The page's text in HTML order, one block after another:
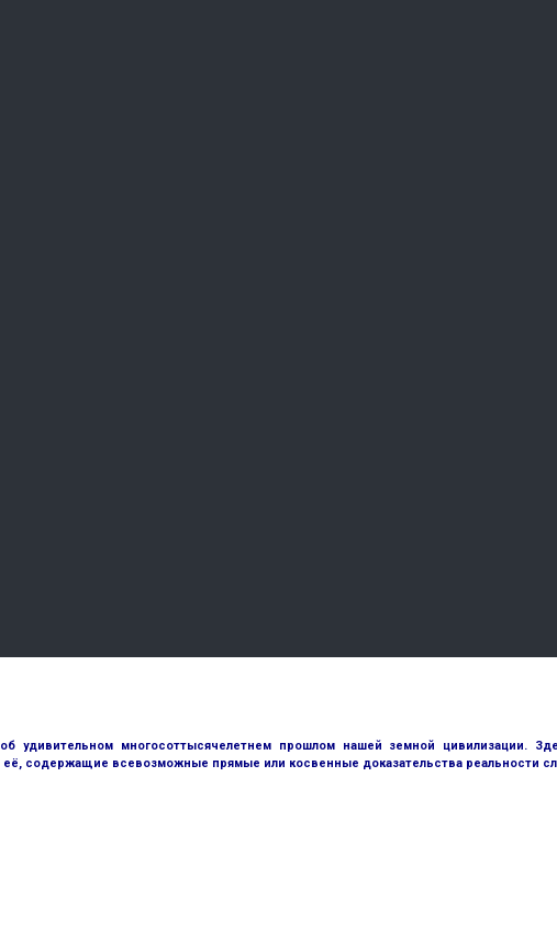
многосоттысячелетнем прошлом нашей земной цивилизации.
содержащие всевозможные прямые или косвенные доказательства реальности